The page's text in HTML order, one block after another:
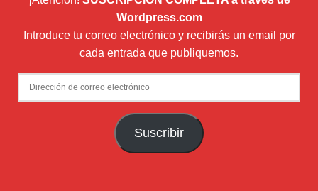
Wordpress.com
Introduce tu correo electrónico y recibirás un email por
cada entrada que publiquemos.
Dirección
de
Suscribir